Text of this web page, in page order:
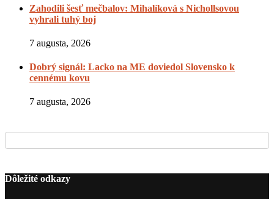
Zahodili šesť mečbalov: Mihalíková s Nichollsovou
vyhrali tuhý boj
7 augusta, 2026
Dobrý signál: Lacko na ME doviedol Slovensko k
cennému kovu
7 augusta, 2026
Dôležité odkazy